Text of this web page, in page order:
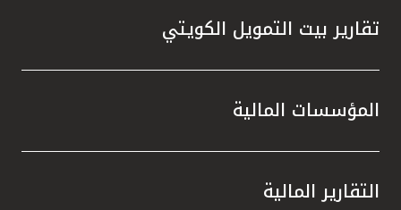
تقارير بيت التمويل الكويتي
المؤسسات المالية
التقارير المالية